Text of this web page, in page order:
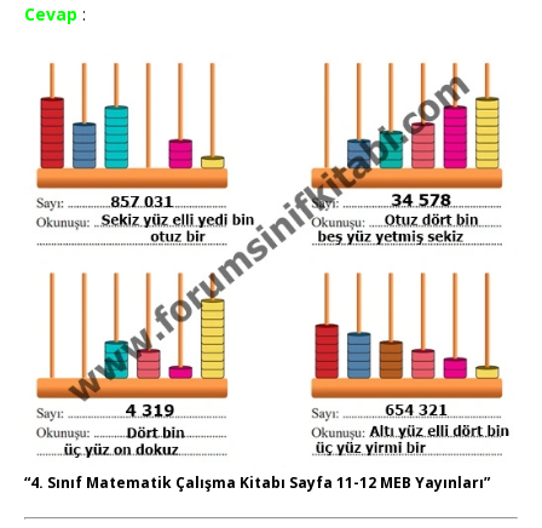
Cevap :
“4. Sınıf Matematik Çalışma Kitabı Sayfa 11-12 MEB Yayınları”